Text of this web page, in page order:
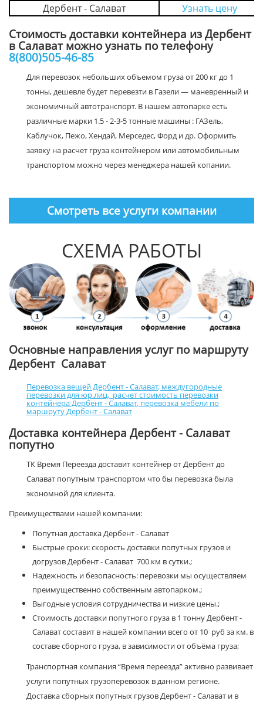
Дербент - Салават
Узнать цену
Стоимость доставки контейнера из Дербент
в Салават можно узнать по телефону
8(800)505-46-85
Для перевозок небольших объемом груза от 200 кг до 1
тонны, дешевле будет перевезти в Газели — маневренный и
экономичный автотранспорт. В нашем автопарке есть
различные марки 1.5 - 2-3-5 тонные машины : ГАЗель,
Каблучок, Пежо, Хендай, Мерседес, Форд и др. Оформить
заявку на расчет груза контейнером или автомобильным
транспортом можно через менеджера нашей копании.
Смотреть все услуги компании
СХЕМА РАБОТЫ
Основные направления услуг по маршруту
Дербент Салават
Перевозка вещей Дербент - Салават, междугородные
перевозки для юр.лиц, расчет стоимость перевозки
контейнера Дербент - Салават, перевозка мебели по
маршруту Дербент - Салават
Доставка контейнера Дербент - Салават
попутно
ТК Время Переезда доставит контейнер от Дербент до
Салават попутным транспортом что бы перевозка была
экономной для клиента.
Преимуществами нашей компании:
Попутная доставка Дербент - Салават
Быстрые сроки: скорость доставки попутных грузов и
догрузов Дербент - Салават 700 км в сутки.;
Надежность и безопасность: перевозки мы осуществляем
преимущественно собственным автопарком.;
Выгодные условия сотрудничества и низкие цены.;
Стоимость доставки попутного груза в 1 тонну Дербент -
Салават составит в нашей компании всего от 10 руб за км. в
составе сборного груза, в зависимости от объёма груза;
Транспортная компания “Время переезда” активно развивает
услуги попутных грузоперевозок в данном регионе.
Доставка сборных попутных грузов Дербент - Салават и в